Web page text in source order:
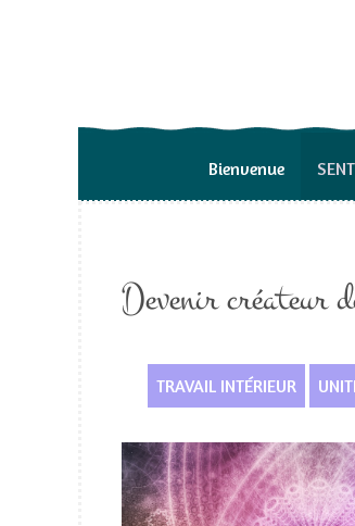
Bienvenue
Devenir créateur
TRAVAIL INTÉRIEUR